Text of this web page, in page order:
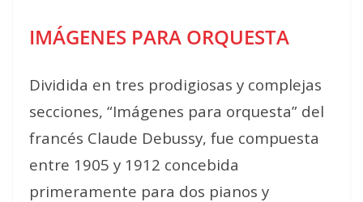
IMÁGENES PARA ORQUESTA
Dividida en tres prodigiosas y complejas
secciones, “Imágenes para orquesta” del
francés Claude Debussy, fue compuesta
entre 1905 y 1912 concebida
primeramente para dos pianos y